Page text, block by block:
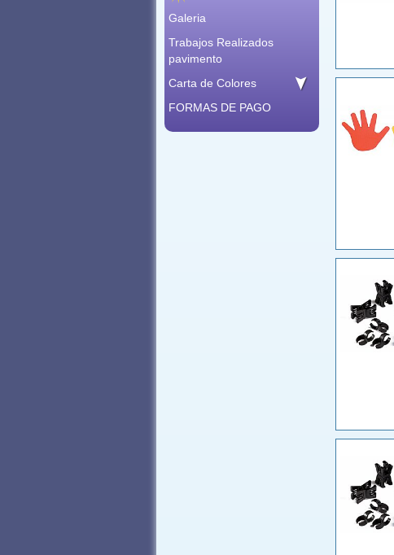
Galeria
Trabajos Realizados
pavimento
Carta de Colores
FORMAS DE PAGO